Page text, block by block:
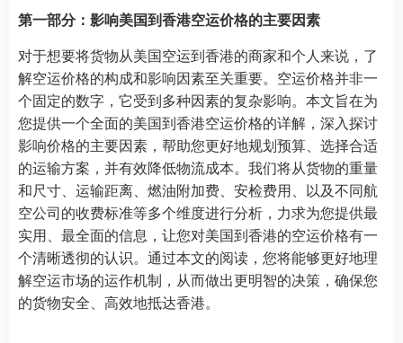
第一部分：影响美国到香港空运价格的主要因素
对于想要将货物从美国空运到香港的商家和个人来说，了
解空运价格的构成和影响因素至关重要。空运价格并非一
个固定的数字，它受到多种因素的复杂影响。本文旨在为
您提供一个全面的美国到香港空运价格的详解，深入探讨
影响价格的主要因素，帮助您更好地规划预算、选择合适
的运输方案，并有效降低物流成本。我们将从货物的重量
和尺寸、运输距离、燃油附加费、安检费用、以及不同航
空公司的收费标准等多个维度进行分析，力求为您提供最
实用、最全面的信息，让您对美国到香港的空运价格有一
个清晰透彻的认识。通过本文的阅读，您将能够更好地理
解空运市场的运作机制，从而做出更明智的决策，确保您
的货物安全、高效地抵达香港。